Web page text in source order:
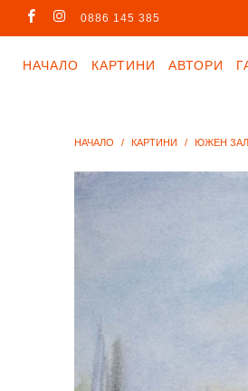
0886 145 385
НАЧАЛО КАРТИНИ АВТОРИ
НАЧАЛО / КАРТИНИ / ЮЖЕН